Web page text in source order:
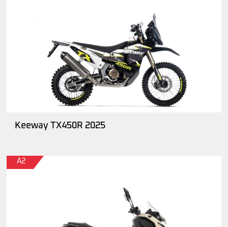
Keeway TX450R 2025
A2